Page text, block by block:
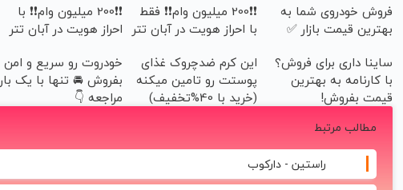
فروش خودروی شما به
بهترین قیمت بازار ✅
❗❗200 میلیون وام❗❗ فقط
با احراز هویت در آبان تتر
❗❗200 میلیون وام❗❗ با
احراز هویت در آبان تتر
ساینا داری برای فروش؟
با کارنامه به بهترین
قیمت بفروش!
این کرم ضدچروک غذای
پوستت رو تامین میکنه
(خرید با 40%تخفیف)
خودروت رو سریع و امن
بفروش 🚘 تنها با یک بار
مراجعه 👇
مطالب مرتبط
راستین - دارکوب